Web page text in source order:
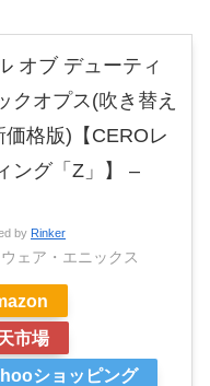
オブ デューティ
クオプス(吹き替え
価格版)【CEROレ
ング「Z」】 –
by Rinker
ェア・エニックス
市場
ショッピング